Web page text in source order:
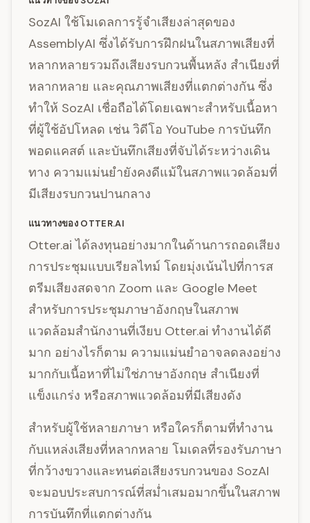
SozAI ใช้โมเดลการรู้จำเสียงล่าสุดของ
AssemblyAI ซึ่งได้รับการฝึกฝนในสภาพเสียงที่
หลากหลายรวมถึงเสียงรบกวนพื้นหลัง สำเนียงที่
หลากหลาย และคุณภาพเสียงที่แตกต่างกัน ซึ่ง
ทำให้ SozAI เชื่อถือได้โดยเฉพาะสำหรับเนื้อหา
ที่ผู้ใช้อัปโหลด เช่น วิดีโอ YouTube การบันทึก
พอดแคสต์ และบันทึกเสียงที่จับได้ระหว่างเดิน
ทาง ความแม่นยำยังคงดีแม้ในสภาพแวดล้อมที่
มีเสียงรบกวนปานกลาง
แนวทางของ OTTER.AI
Otter.ai ได้ลงทุนอย่างมากในด้านการถอดเสียง
การประชุมแบบเรียลไทม์ โดยมุ่งเน้นไปที่การส
ตรีมเสียงสดจาก Zoom และ Google Meet
สำหรับการประชุมภาษาอังกฤษในสภาพ
แวดล้อมสำนักงานที่เงียบ Otter.ai ทำงานได้ดี
มาก อย่างไรก็ตาม ความแม่นยำอาจลดลงอย่าง
มากกับเนื้อหาที่ไม่ใช่ภาษาอังกฤษ สำเนียงที่
แข็งแกร่ง หรือสภาพแวดล้อมที่มีเสียงดัง
สำหรับผู้ใช้หลายภาษา หรือใครก็ตามที่ทำงาน
กับแหล่งเสียงที่หลากหลาย โมเดลที่รองรับภาษา
ที่กว้างขวางและทนต่อเสียงรบกวนของ SozAI
จะมอบประสบการณ์ที่สม่ำเสมอมากขึ้นในสภาพ
การบันทึกที่แตกต่างกัน